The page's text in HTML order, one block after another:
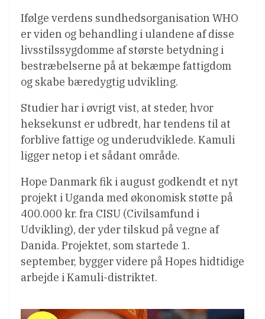
Ifølge verdens sundhedsorganisation WHO
er viden og behandling i ulandene af disse
livsstilssygdomme af største betydning i
bestræbelserne på at bekæmpe fattigdom
og skabe bæredygtig udvikling.
Studier har i øvrigt vist, at steder, hvor
heksekunst er udbredt, har tendens til at
forblive fattige og underudviklede. Kamuli
ligger netop i et sådant område.
Hope Danmark fik i august godkendt et nyt
projekt i Uganda med økonomisk støtte på
400.000 kr. fra CISU (Civilsamfund i
Udvikling), der yder tilskud på vegne af
Danida. Projektet, som startede 1.
september, bygger videre på Hopes hidtidige
arbejde i Kamuli-distriktet.